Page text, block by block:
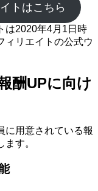
トはこちら
は2020年4月1日時
ィリエイトの公式ウ
酬UPに向け
に用意されている報
す。